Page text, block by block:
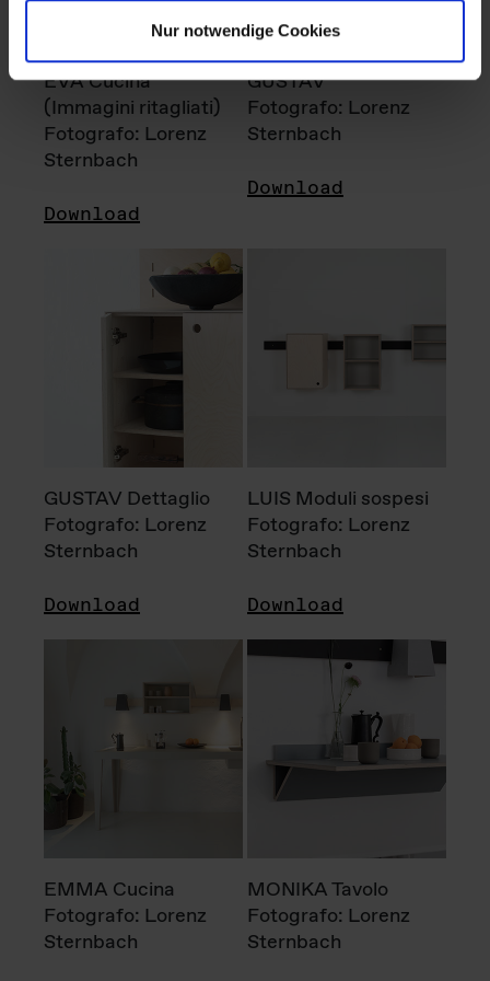
Nur notwendige Cookies
EVA Cucina
(Immagini ritagliati)
Fotografo: Lorenz
Sternbach
Download
GUSTAV
Fotografo: Lorenz
Sternbach
Download
GUSTAV Dettaglio
Fotografo: Lorenz
Sternbach
Download
LUIS Moduli sospesi
Fotografo: Lorenz
Sternbach
Download
EMMA Cucina
Fotografo: Lorenz
Sternbach
MONIKA Tavolo
Fotografo: Lorenz
Sternbach